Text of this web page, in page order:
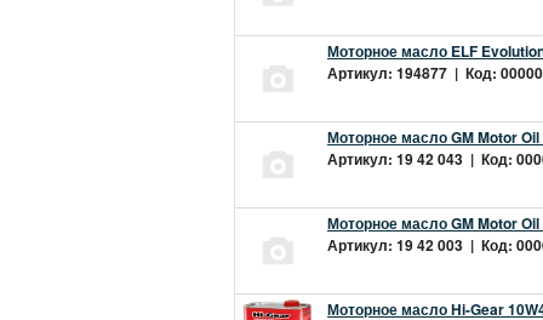
Моторное масло ELF
Артикул: 194877 | Код:
Моторное масло GM Motor Oil
Артикул: 19 42 043 | Код:
Моторное масло GM Motor
Артикул: 19 42 003 | Код:
Моторное масло Hi-Gear